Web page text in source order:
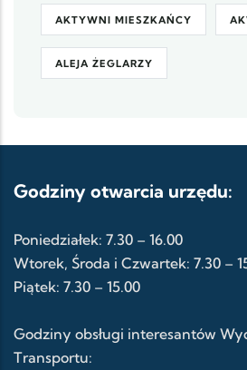
AKTYWNI MIESZKAŃCY
ALEJA ŻEGLARZY
Godziny otwarcia urzędu:
Poniedziałek: 7.30 – 16.00
Wtorek, Środa i Czwartek: 7.30 –
Piątek: 7.30 – 15.00
Godziny obsługi interesantów
Transportu: